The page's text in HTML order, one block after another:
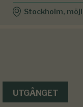
Stockholm,
UTGÅNGET